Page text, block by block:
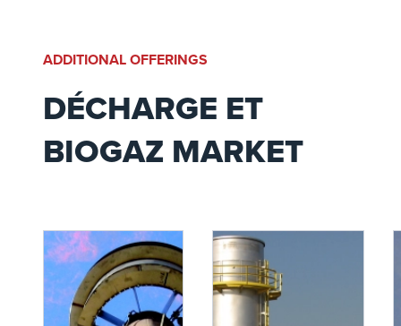
ADDITIONAL OFFERINGS
DÉCHARGE ET
BIOGAZ MARKET